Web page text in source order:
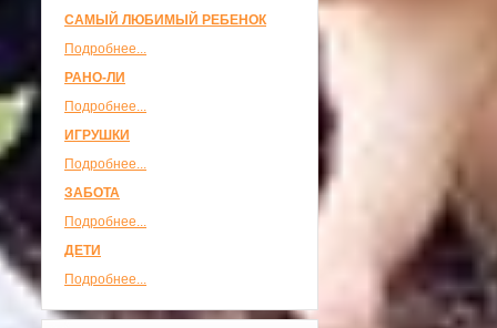
САМЫЙ ЛЮБИМЫЙ РЕБЕНОК
Подробнее...
РАНО-ЛИ
Подробнее...
ИГРУШКИ
Подробнее...
ЗАБОТА
Подробнее...
ДЕТИ
Подробнее...